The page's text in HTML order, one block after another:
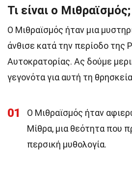
Τι είναι ο Μιθραϊσμός;
Ο Μιθραϊσμός ήταν μια
άνθισε κατά την περίοδο της
Αυτοκρατορίας. Ας δούμε
γεγονότα για αυτή τη
01
Ο Μιθραϊσμός ήταν
Μίθρα, μια θεότητα που
περσική μυθολογία.